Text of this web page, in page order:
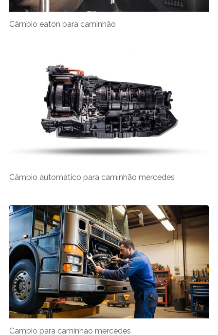
Câmbio eaton para caminhão
Câmbio automático para caminhão mercedes
Cambio para caminhao mercedes